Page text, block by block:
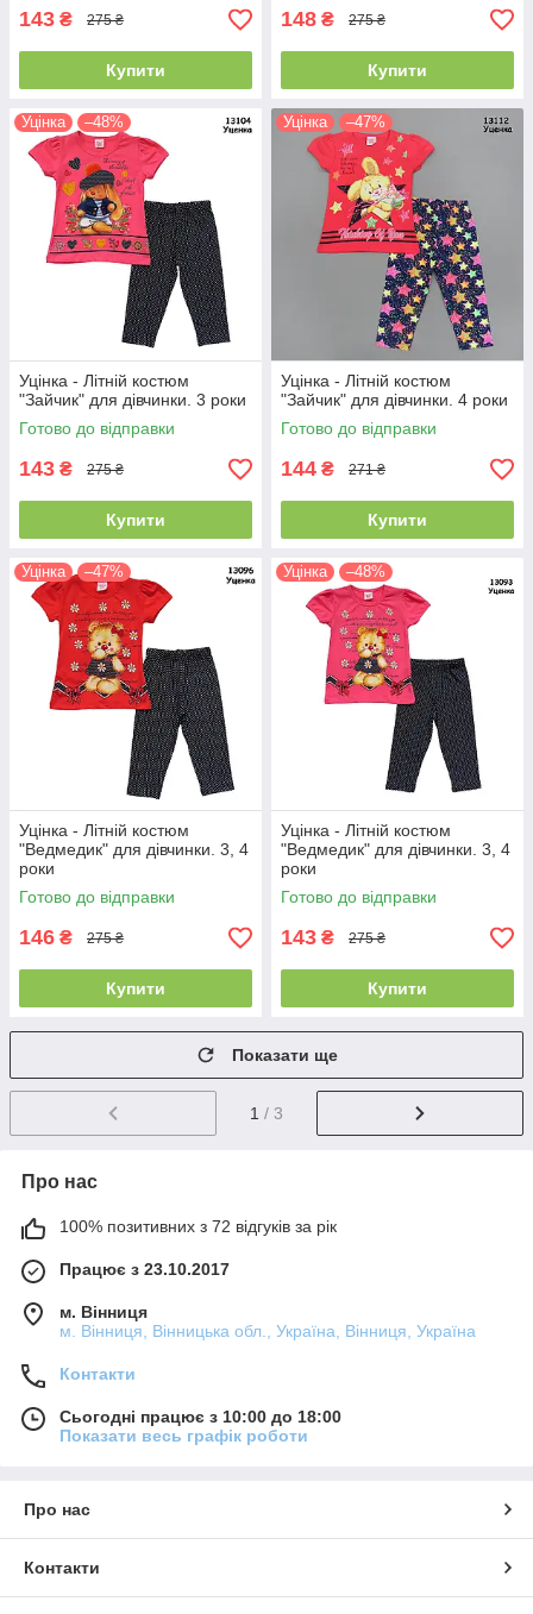
143 ₴ 275 ₴
Купити
148 ₴ 275 ₴
Купити
Уцінка –48%
Уцінка - Літній костюм
"Зайчик" для дівчинки. 3 роки
Готово до відправки
143 ₴ 275 ₴
Купити
Уцінка –47%
Уцінка - Літній костюм
"Зайчик" для дівчинки. 4 роки
Готово до відправки
144 ₴ 271 ₴
Купити
Уцінка –47%
Уцінка - Літній костюм
"Ведмедик" для дівчинки. 3, 4
роки
Готово до відправки
146 ₴ 275 ₴
Купити
Уцінка –48%
Уцінка - Літній костюм
"Ведмедик" для дівчинки. 3, 4
роки
Готово до відправки
143 ₴ 275 ₴
Купити
Показати ще
1 / 3
Про нас
100% позитивних з 72 відгуків за рік
Працює з 23.10.2017
м. Вінниця
м. Вінниця, Вінницька обл., Україна, Вінниця, Україна
Контакти
Сьогодні працює з 10:00 до 18:00
Показати весь графік роботи
Про нас
Контакти